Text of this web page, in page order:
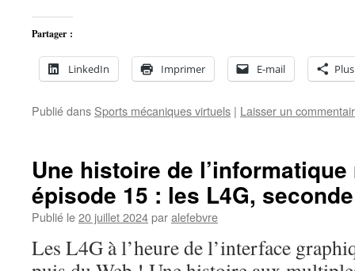
Partager :
LinkedIn Imprimer E-mail Plus
Publié dans Sports mécaniques virtuels | Laisser un
Une histoire de
épisode 15 : les L4G,
Publié le20 juillet 2024paralefebvre
Les L4G à l’heure de l’interface